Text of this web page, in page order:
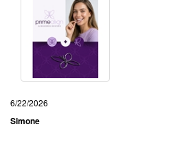
6/22/2026
Simone